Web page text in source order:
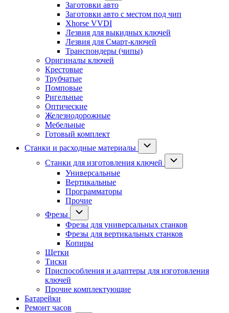
Заготовки авто
Заготовки авто с местом под чип
Xhorse VVDI
Лезвия для выкидных ключей
Лезвия для Смарт-ключей
Транспондеры (чипы)
Оригиналы ключей
Крестовые
Трубчатые
Помповые
Ригельные
Оптические
Железнодорожные
Мебельные
Готовый комплект
Станки и расходные материалы
Станки для изготовления ключей
Универсальные
Вертикальные
Программаторы
Прочие
Фрезы
Фрезы для универсальных станков
Фрезы для вертикальных станков
Копиры
Щетки
Тиски
Приспособления и адаптеры для изготовления
ключей
Прочие комплектующие
Батарейки
Ремонт часов